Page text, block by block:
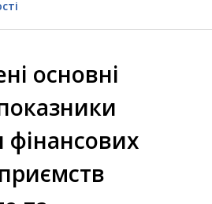
основні